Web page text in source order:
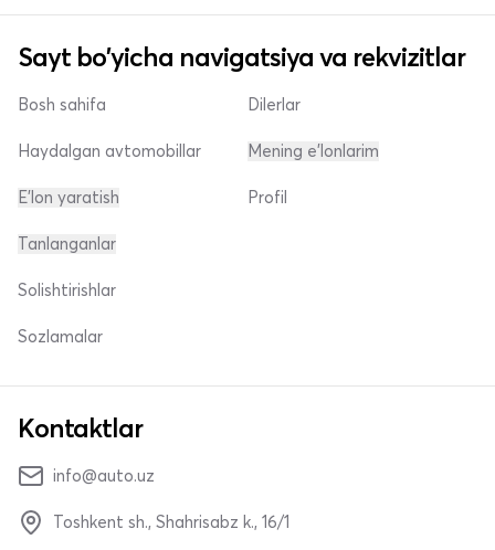
Sayt bo'yicha navigatsiya va rekvizitlar
Bosh sahifa
Haydalgan avtomobillar
E'lon yaratish
Dilerlar
Mening e'lonlarim
Profil
Tanlanganlar
Solishtirishlar
Sozlamalar
Kontaktlar
info@auto.uz
Toshkent sh., Shahrisabz k., 16/1